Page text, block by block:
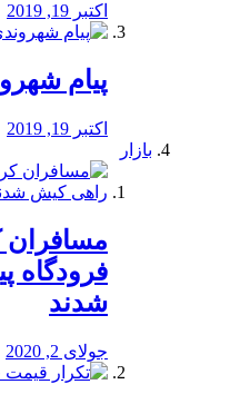
اکتبر 19, 2019
پیام
اکتبر 19, 2019
بازار
مسافران
فرودگاه
شدند
جولای 2, 2020